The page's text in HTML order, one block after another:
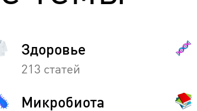
Здоровье
213 статей
Микробиота